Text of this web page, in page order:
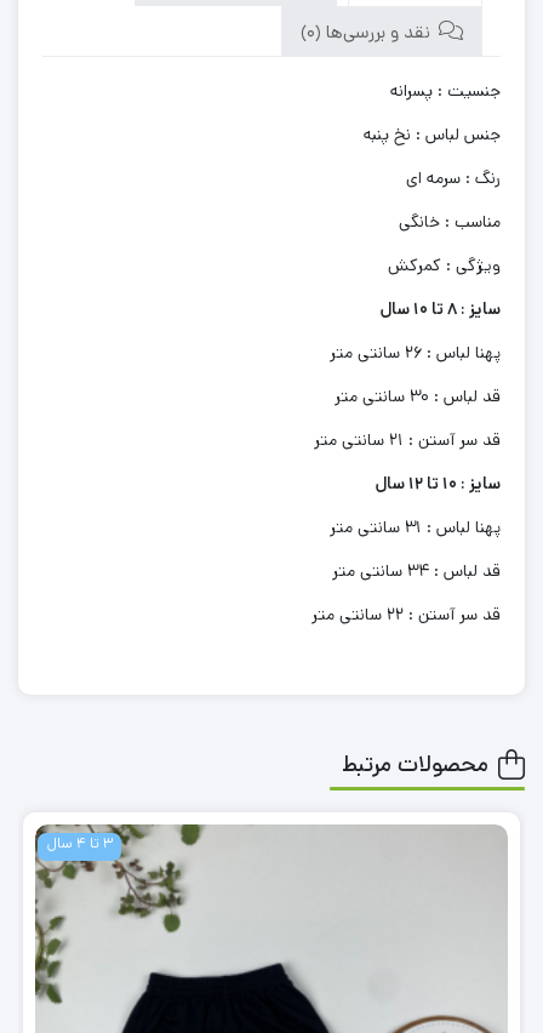
نقد و بررسی‌ها (0)
جنسیت : پسرانه
جنس لباس : نخ پنبه
رنگ : سرمه ای
مناسب : خانگی
ویژگی : کمرکش
سایز : 8 تا 10 سال
پهنا لباس : 26 سانتی متر
قد لباس : 30 سانتی متر
قد سر آستن : 21 سانتی متر
سایز : 10 تا 12 سال
پهنا لباس : 31 سانتی متر
قد لباس : 34 سانتی متر
قد سر آستن : 22 سانتی متر
محصولات مرتبط
3 تا 4 سال